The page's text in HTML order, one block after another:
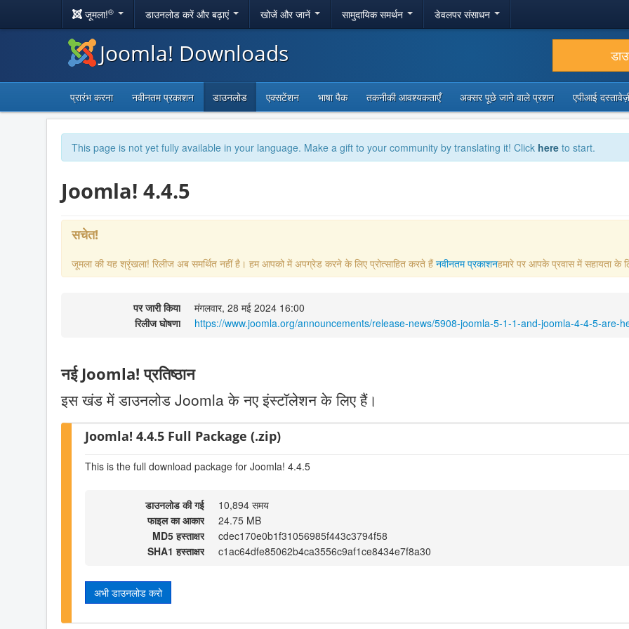
जूमला!® डाउनलोड करें और बढ़ाएं खोजें और जानें सामुदायिक समर्थन डेवलपर संसाधन
Joomla! Downloads
प्रारंभ करना नवीनतम प्रकाशन डाउनलोड एक्सटेंशन भाषा पैक तकनीकी आवश्यकताएँ अक्सर पूछे जाने वाले प्रशन एपीआई
This page is not yet fully available in your language. Make a gift to your community by translating it! Click here to start.
Joomla! 4.4.5
सचेत!
जूमला की यह श्रृंखला! रिलीज अब समर्थित नहीं है। हम आपको में अपग्रेड करने के लिए प्रोत्साहित करते हैंनवीनतम प्रकाशनहमारे पर आपके प्रवास में सहायता के
पर जारी किया
मंगलवार, 28 मई 2024 16:00
रिलीज घोषणा
https://www.joomla.org/announcements/release-news/5908-joomla-5-1-1-and-joomla-4-4-5-are-
नई Joomla! प्रतिष्ठान
इस खंड में डाउनलोड Joomla के नए इंस्टॉलेशन के लिए हैं।
Joomla! 4.4.5 Full Package (.zip)
This is the full download package for Joomla! 4.4.5
डाउनलोड की गई
10,894 समय
फाइल का आकार
24.75 MB
MD5 हस्ताक्षर
cdec170e0b1f31056985f443c3794f58
SHA1 हस्ताक्षर
c1ac64dfe85062b4ca3556c9af1ce8434e7f8a30
अभी डाउनलोड करो